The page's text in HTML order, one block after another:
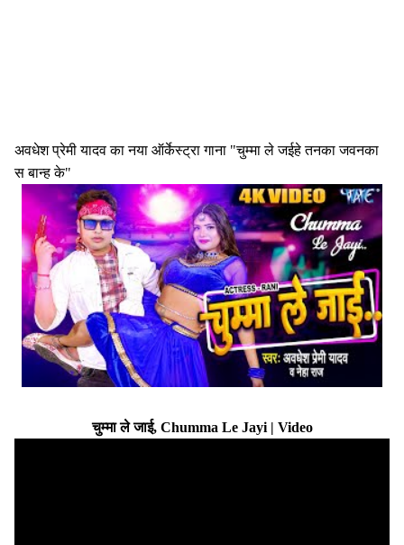
अवधेश प्रेमी यादव का नया ऑर्केस्ट्रा गाना "चुम्मा ले जईहे तनका जवनका
स बान्ह के"
चुम्मा ले जाई, Chumma Le Jayi | Video